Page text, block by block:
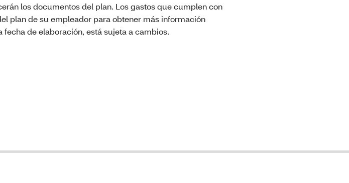
los documentos del plan. Los gastos que cumplen con
plan de su empleador para obtener más información
de elaboración, está sujeta a cambios.